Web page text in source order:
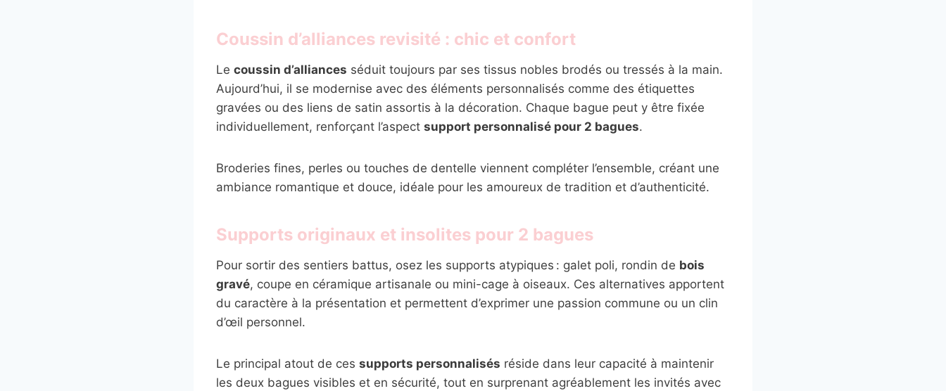
Coussin d’alliances revisité : chic et confort
Le coussin d’alliances séduit toujours par ses tissus nobles brodés ou tressés à la main.
Aujourd’hui, il se modernise avec des éléments personnalisés comme des étiquettes
gravées ou des liens de satin assortis à la décoration. Chaque bague peut y être fixée
individuellement, renforçant l’aspect support personnalisé pour 2 bagues.
Broderies fines, perles ou touches de dentelle viennent compléter l’ensemble, créant une
ambiance romantique et douce, idéale pour les amoureux de tradition et d’authenticité.
Supports originaux et insolites pour 2 bagues
Pour sortir des sentiers battus, osez les supports atypiques : galet poli, rondin de bois
gravé, coupe en céramique artisanale ou mini-cage à oiseaux. Ces alternatives apportent
du caractère à la présentation et permettent d’exprimer une passion commune ou un clin
d’œil personnel.
Le principal atout de ces supports personnalisés réside dans leur capacité à maintenir
les deux bagues visibles et en sécurité, tout en surprenant agréablement les invités avec